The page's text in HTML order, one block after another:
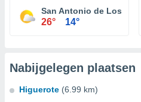
San Antonio de Los Altos
26° 14°
Nabijgelegen plaatsen
Higuerote (6.99 km)